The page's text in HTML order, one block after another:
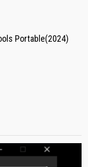
Portable(2024)